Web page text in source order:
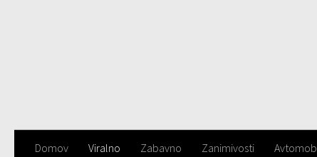
Domov Viralno Zabavno Zanimivosti